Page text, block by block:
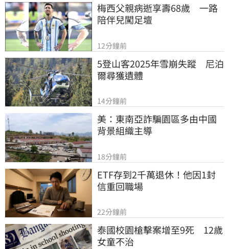
梅西父親病逝享壽68歲　一路
陪伴兒闖足壇
12分鐘前
5登山客2025年雪崩失蹤　尼泊
爾尋獲遺體
14分鐘前
美：東南亞詐騙園區多由中國
背景組織主導
18分鐘前
ETF存到2千萬退休！他因1封
信重回職場
22分鐘前
泰國校園槍擊案增至9死　12歲
女童不治